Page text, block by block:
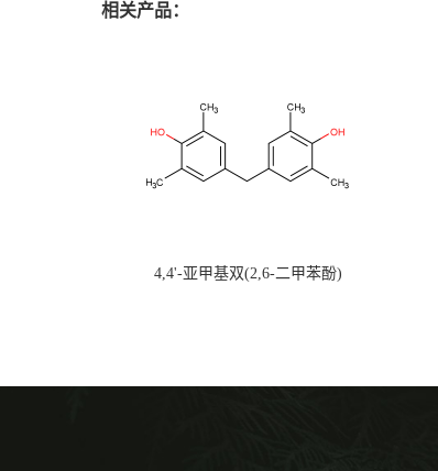
相关产品：
4,4'-亚甲基双(2,6-二甲苯酚)